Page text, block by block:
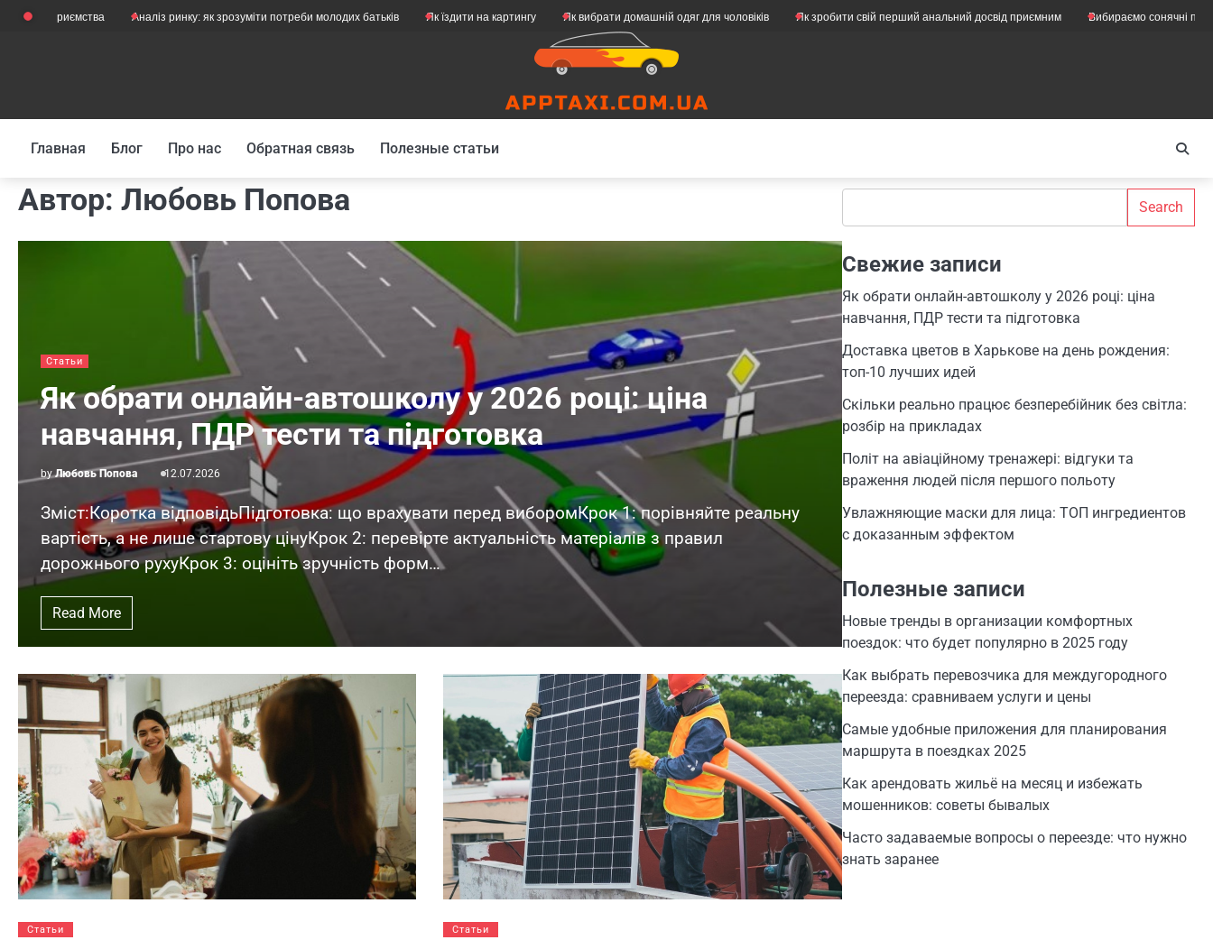
Skip
Аналіз ринку: як зрозуміти потреби молодих батьків Як їздити на картингу Як вибрати домашній одяг для чоловіків Як зробити свій перший анальний досвід приємним Вибираємо сонячні панелі для
Главная Блог Про нас Обратная связь Полезные статьи
Автор: Любовь Попова
Статьи
Як обрати онлайн-автошколу у 2026 році: ціна
навчання, ПДР тести та підготовка
byЛюбовь Попова 12.07.2026
Зміст:Коротка відповідьПідготовка: що врахувати перед виборомКрок 1: порівняйте реальну
вартість, а не лише стартову цінуКрок 2: перевірте актуальність матеріалів з правил
дорожнього рухуКрок 3: оцініть зручність форм…
Read More
Статьи Статьи
Search
Свежие записи
Як обрати онлайн-автошколу у 2026 році: ціна
навчання, ПДР тести та підготовка
Доставка цветов в Харькове на день рождения:
топ-10 лучших идей
Скільки реально працює безперебійник без світла:
розбір на прикладах
Політ на авіаційному тренажері: відгуки та
враження людей після першого польоту
Увлажняющие маски для лица: ТОП ингредиентов
с доказанным эффектом
Полезные записи
Новые тренды в организации комфортных
поездок: что будет популярно в 2025 году
Как выбрать перевозчика для междугородного
переезда: сравниваем услуги и цены
Самые удобные приложения для планирования
маршрута в поездках 2025
Как арендовать жильё на месяц и избежать
мошенников: советы бывалых
Часто задаваемые вопросы о переезде: что нужно
знать заранее